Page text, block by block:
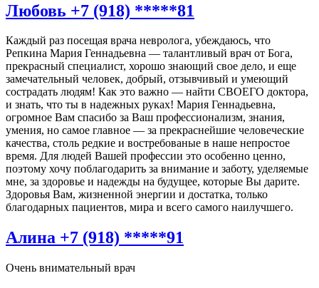
Любовь +7 (918) *****81
Каждый раз посещая врача невролога, убеждаюсь, что
Репкина Мария Геннадьевна — талантливый врач от Бога,
прекрасный специалист, хорошо знающий свое дело, и еще
замечательный человек, добрый, отзывчивый и умеющий
сострадать людям! Как это важно — найти СВОЕГО доктора,
и знать, что ты в надежных руках! Мария Геннадьевна,
огромное Вам спасибо за Ваш профессионализм, знания,
умения, но самое главное — за прекраснейшие человеческие
качества, столь редкие и востребованые в наше непростое
время. Для людей Вашей профессии это особенно ценно,
поэтому хочу поблагодарить за внимание и заботу, уделяемые
мне, за здоровье и надежды на будущее, которые Вы дарите.
Здоровья Вам, жизненной энергии и достатка, только
благодарных пациентов, мира и всего самого наилучшего.
Алина +7 (918) *****91
Очень внимательный врач